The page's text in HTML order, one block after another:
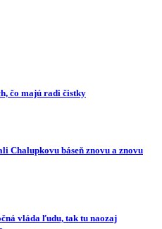
čo majú radi čistky
Chalupkovu báseň znovu a znovu
vláda ľudu, tak tu naozaj